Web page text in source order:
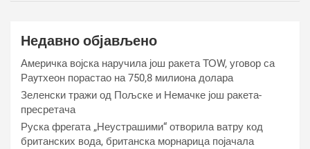
Недавно објављено
Америчка војска наручила још ракета ТОW, уговор са
Раyтхеон порастао на 750,8 милиона долара
Зеленски тражи од Пољске и Немачке још ракета-
пресретача
Руска фрегата „Неустрашими“ отворила ватру код
британских вода, британска морнарица појачала